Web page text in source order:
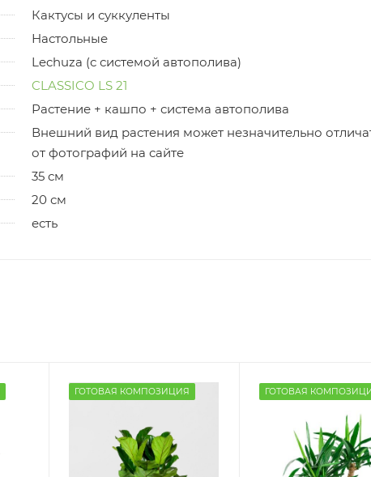
Кактусы и суккуленты
Настольные
Lechuza (с системой автополива)
CLASSICO LS 21
Растение + кашпо + система автополива
Внешний вид растения может незначительно
от фотографий на сайте
35 см
20 см
есть
ГОТОВАЯ КОМПОЗИЦИЯ ГОТОВАЯ